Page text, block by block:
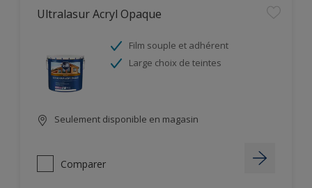
Ultralasur Acryl Opaque
Film souple et adhérent
Large choix de teintes
Seulement disponible en magasin
Comparer